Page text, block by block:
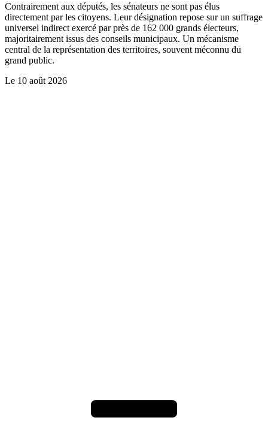
Contrairement aux députés, les sénateurs ne sont pas élus
directement par les citoyens. Leur désignation repose sur un suffrage
universel indirect exercé par près de 162 000 grands électeurs,
majoritairement issus des conseils municipaux. Un mécanisme
central de la représentation des territoires, souvent méconnu du
grand public.
Le 10 août 2026